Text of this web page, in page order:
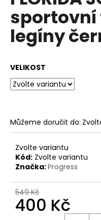
z
5
hvězdiček.
sportovní
legíny
VELIKOST
Můžeme doručit do:
Zvolte variantu
Kód: Zvolte variantu
Značka:Progress
549 Kč
400 Kč
a
j
í
?
D
o
p
o